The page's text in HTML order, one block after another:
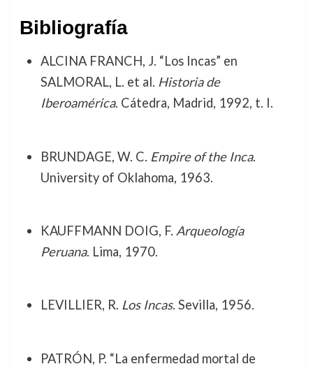
Bibliografía
ALCINA FRANCH, J. “Los Incas” en
SALMORAL, L. et al. Historia de
Iberoamérica. Cátedra, Madrid, 1992, t. I.
BRUNDAGE, W. C. Empire of the Inca.
University of Oklahoma, 1963.
KAUFFMANN DOIG, F. Arqueología
Peruana. Lima, 1970.
LEVILLIER, R. Los Incas. Sevilla, 1956.
PATRÓN, P. “La enfermedad mortal de